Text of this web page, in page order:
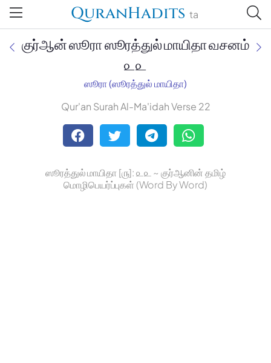
QuranHadits ta
Jan Trust Foundation
Mufti Omar Sheriff Qasimi,
குர்ஆன் ஸூரா ஸூரத்துல் மாயிதா வசனம்
௨௨
ஸூரா (ஸூரத்துல் மாயிதா)
Qur'an Surah Al-Ma'idah Verse 22
ஸூரத்துல் மாயிதா [௫]: ௨௨ ~ குர்ஆனின் தமிழ்
மொழிபெயர்ப்புகள் (Word By Word)